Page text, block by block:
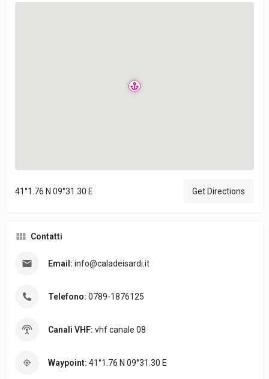
41°1.76 N 09°31.30 E Get Directions
Contatti
Email: info@caladeisardi.it
Telefono: 0789-1876125
Canali VHF: vhf canale 08
Waypoint: 41°1.76 N 09°31.30 E